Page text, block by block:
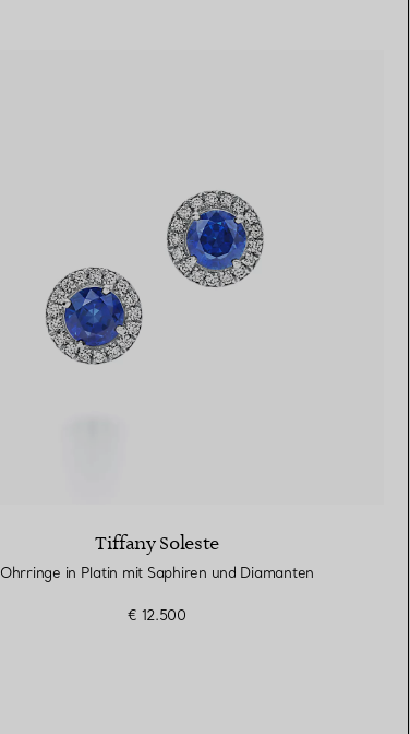
Tiffany Soleste
Ohrringe in Platin mit Saphiren und Diamanten
€ 12.500